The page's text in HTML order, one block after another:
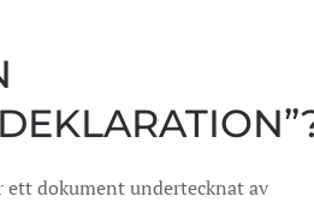
ett dokument undertecknat av